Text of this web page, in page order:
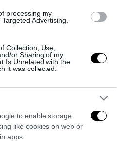
processing my
Advertising.
Collection, Use,
or Sharing of my
Is Unrelated with the
it was collected.
to enable storage
like cookies on web or
apps.
in immigrazione e geopolitica,
Totolo è ricercatrice indipendente,